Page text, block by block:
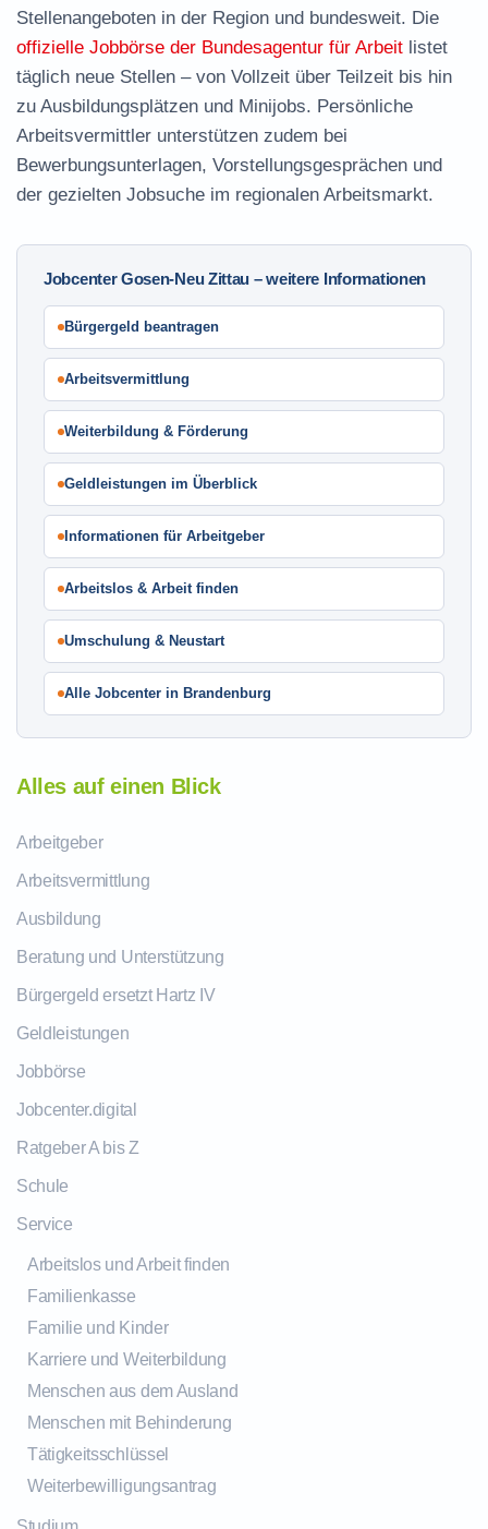
Stellenangeboten in der Region und bundesweit. Die
offizielle Jobbörse der Bundesagentur für Arbeit listet
täglich neue Stellen – von Vollzeit über Teilzeit bis hin
zu Ausbildungsplätzen und Minijobs. Persönliche
Arbeitsvermittler unterstützen zudem bei
Bewerbungsunterlagen, Vorstellungsgesprächen und
der gezielten Jobsuche im regionalen Arbeitsmarkt.
Jobcenter Gosen-Neu Zittau – weitere Informationen
Bürgergeld beantragen
Arbeitsvermittlung
Weiterbildung & Förderung
Geldleistungen im Überblick
Informationen für Arbeitgeber
Arbeitslos & Arbeit finden
Umschulung & Neustart
Alle Jobcenter in Brandenburg
Alles auf einen Blick
Arbeitgeber
Arbeitsvermittlung
Ausbildung
Beratung und Unterstützung
Bürgergeld ersetzt Hartz IV
Geldleistungen
Jobbörse
Jobcenter.digital
Ratgeber A bis Z
Schule
Service
Arbeitslos und Arbeit finden
Familienkasse
Familie und Kinder
Karriere und Weiterbildung
Menschen aus dem Ausland
Menschen mit Behinderung
Tätigkeitsschlüssel
Weiterbewilligungsantrag